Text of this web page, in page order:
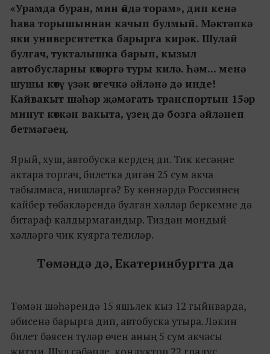
«Урамда буран, мин өйдә торам», дип кенә
һава торышыннан качып булмый. Мәктәпкә
яки университетка барырга кирәк. Шулай
булгач, тукталышка барып, кызыл
автобусларны көтәргә туры килә. Һәм... менә
шушы көтү үзәк өзгечкә әйләнә дә инде!
Кайвакыт шәһәр җәмәгать транспортын 15әр
минут көткән вакыта, үзең дә бозга әйләнеп
бетмәгәең.
Ярый, хуш, автобуска кердең ди. Тик кесәңне
актара торгач, билетка дигән 25 сум акча
табылмаса, нишләргә? Бу көннәрдә Россиянең
кайбер төбәкләрендә булган хәлләр беркемне дә
битараф калдырмагандыр. Тиздән мондый
хәлләргә чик куярга телиләр.
Төмәндә дә, Екатеринбургта да
Төмән шәһәрендә 15 яшьлек кыз 12 гыйнварда,
әбисенә барырга дип, автобуска утыра. Ләкин
билет бәясен түләр өчен аның 5 сум акчасы